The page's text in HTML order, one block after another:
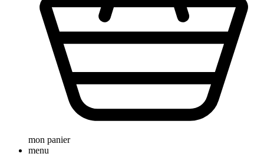
mon panier
menu